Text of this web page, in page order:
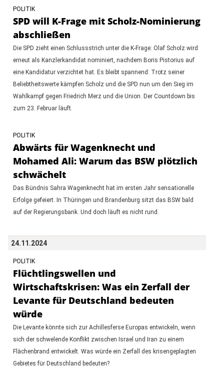
POLITIK
SPD will K-Frage mit Scholz-Nominierung
abschließen
Die SPD zieht einen Schlussstrich unter die K-Frage: Olaf Scholz wird
erneut als Kanzlerkandidat nominiert, nachdem Boris Pistorius auf
eine Kandidatur verzichtet hat. Es bleibt spannend: Trotz seiner
Beliebtheitswerte kämpfen Scholz und die SPD nun um den Sieg im
Wahlkampf gegen Friedrich Merz und die Union. Der Countdown bis
zum 23. Februar läuft.
POLITIK
Abwärts für Wagenknecht und
Mohamed Ali: Warum das BSW plötzlich
schwächelt
Das Bündnis Sahra Wagenknecht hat im ersten Jahr sensationelle
Erfolge gefeiert. In Thüringen und Brandenburg sitzt das BSW bald
auf der Regierungsbank. Und doch läuft es nicht rund.
24.11.2024
POLITIK
Flüchtlingswellen und
Wirtschaftskrisen: Was ein Zerfall der
Levante für Deutschland bedeuten
würde
Die Levante könnte sich zur Achillesferse Europas entwickeln, wenn
sich der schwelende Konflikt zwischen Israel und Iran zu einem
Flächenbrand entwickelt. Was würde ein Zerfall des krisengeplagten
Gebietes für Deutschland bedeuten?